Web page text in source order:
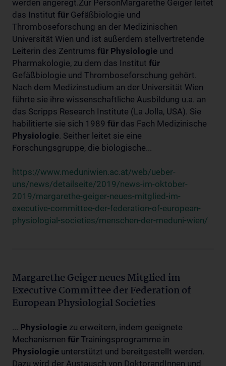
werden angeregt.Zur PersonMargarethe Geiger leitet
das Institut für Gefäßbiologie und
Thromboseforschung an der Medizinischen
Universität Wien und ist außerdem stellvertretende
Leiterin des Zentrums für Physiologie und
Pharmakologie, zu dem das Institut für
Gefäßbiologie und Thromboseforschung gehört.
Nach dem Medizinstudium an der Universität Wien
führte sie ihre wissenschaftliche Ausbildung u.a. an
das Scripps Research Institute (La Jolla, USA). Sie
habilitierte sie sich 1989 für das Fach Medizinische
Physiologie. Seither leitet sie eine
Forschungsgruppe, die biologische...
https://www.meduniwien.ac.at/web/ueber-
uns/news/detailseite/2019/news-im-oktober-
2019/margarethe-geiger-neues-mitglied-im-
executive-committee-der-federation-of-european-
physiologial-societies/menschen-der-meduni-wien/
Margarethe Geiger neues Mitglied im
Executive Committee der Federation of
European Physiologial Societies
... Physiologie zu erweitern, indem geeignete
Mechanismen für Trainingsprogramme in
Physiologie unterstützt und bereitgestellt werden.
Dazu wird der Austausch von DoktorandInnen und